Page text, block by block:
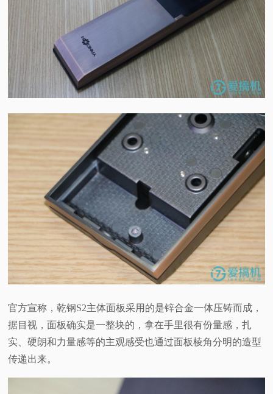
官方宣称，乾钢S2主体面板采用的是锌合金一体压铸而成，
据目视，面板确实是一整块的，拿在手里很有份量感，扎
实、硬朗和力量感等的主观感受也通过面板棱角分明的造型
传递出来。